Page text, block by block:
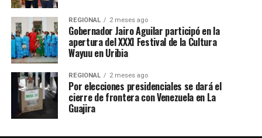
REGIONAL 2 meses ago
Gobernador Jairo Aguilar participó en la
apertura del XXXI Festival de la Cultura
Wayuu en Uribia
REGIONAL 2 meses ago
Por elecciones presidenciales se dará el
cierre de frontera con Venezuela en La
Guajira